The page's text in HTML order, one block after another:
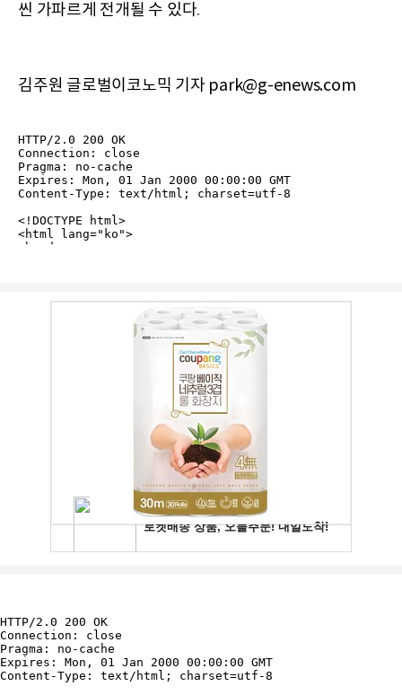
씬 가파르게 전개될 수 있다.
김주원 글로벌이코노믹 기자 park@g-enews.com